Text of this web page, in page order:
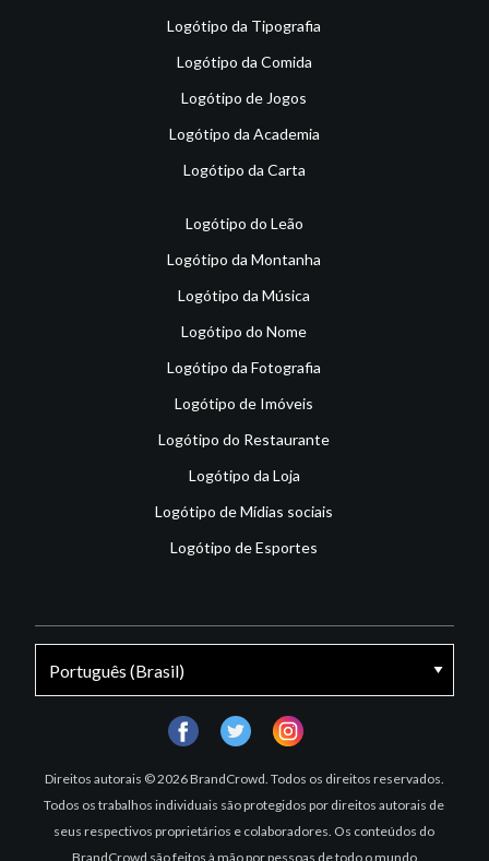
Logótipo da Tipografia
Logótipo da Comida
Logótipo de Jogos
Logótipo da Academia
Logótipo da Carta
Logótipo do Leão
Logótipo da Montanha
Logótipo da Música
Logótipo do Nome
Logótipo da Fotografia
Logótipo de Imóveis
Logótipo do Restaurante
Logótipo da Loja
Logótipo de Mídias sociais
Logótipo de Esportes
Direitos autorais © 2026 BrandCrowd. Todos os direitos reservados.
Todos os trabalhos individuais são protegidos por direitos autorais de
seus respectivos proprietários e colaboradores. Os conteúdos do
BrandCrowd são feitos à mão por pessoas de todo o mundo
facebooktwitter instagram